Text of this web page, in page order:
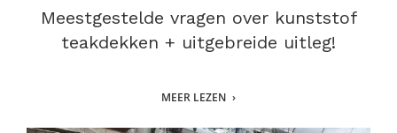
Meestgestelde vragen over kunststof
teakdekken + uitgebreide uitleg!
MEER LEZEN